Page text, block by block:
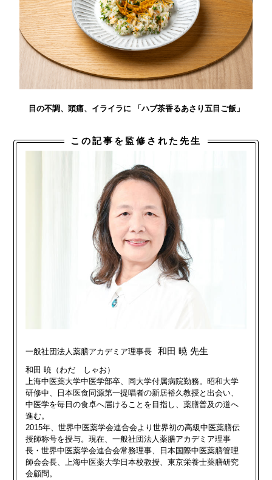
目の不調、頭痛、イライラに 「ハブ茶香るあさり五目ご飯」
この記事を監修された先生
一般社団法人薬膳アカデミア理事長 和田 暁 先生
和田 暁（わだ しゃお）
上海中医薬大学中医学部卒、同大学付属病院勤務。昭和大学
研修中、日本医食同源第一提唱者の新居裕久教授と出会い、
中医学を毎日の食卓へ届けることを目指し、薬膳普及の道へ
進む。
2015年、世界中医薬学会連合会より世界初の高級中医薬膳伝
授師称号を授与。現在、一般社団法人薬膳アカデミア理事
長・世界中医薬学会連合会常務理事、日本国際中医薬膳管理
師会会長、上海中医薬大学日本校教授、東京栄養士薬膳研究
会顧問。